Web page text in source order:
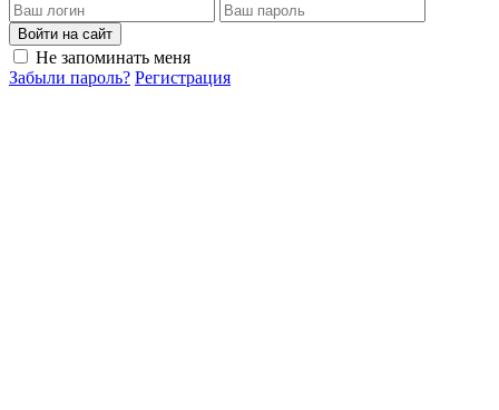
Войти на сайт
Не запоминать меня
Забыли пароль? Регистрация